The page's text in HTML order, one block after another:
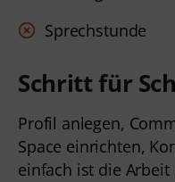
Sprechstunde
Schritt für
Profil anlegen,
Space einrichten,
einfach ist die Arbeit